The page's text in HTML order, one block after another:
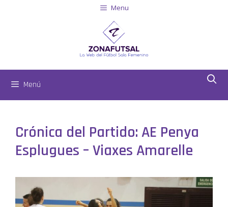
Menu
Menú
Crónica del Partido: AE Penya
Esplugues – Viaxes Amarelle